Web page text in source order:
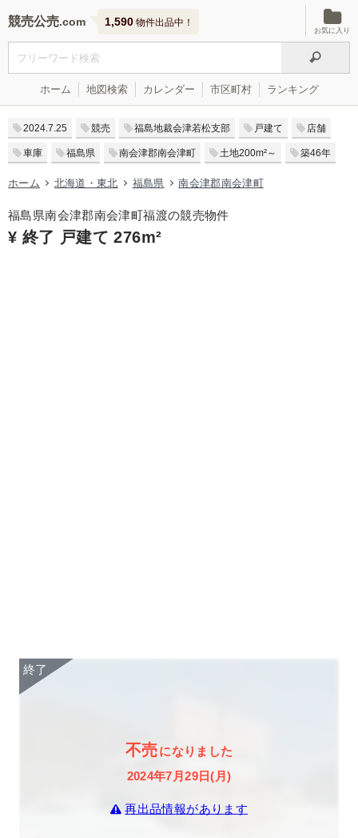
競売公売 1,590 物件出品中！
お気に入り
ホーム 地図検索 カレンダー 市区町村 ランキング
2024.7.25 競売 福島地裁会津若松支部 戸建て 店舗
車庫 福島県 南会津郡南会津町 土地200m²～ 築46年
ホーム 北海道・東北 福島県 南会津郡南会津町
福島県南会津郡南会津町福渡の競売物件
¥ 終了 戸建て 276m²
不売になりました
2024年7月29日(月)
再出品情報があります